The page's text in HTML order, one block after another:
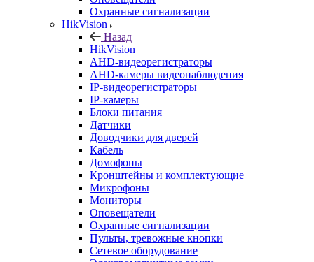
Охранные сигнализации
HikVision
Назад
HikVision
AHD-видеорегистраторы
AHD-камеры видеонаблюдения
IP-видеорегистраторы
IP-камеры
Блоки питания
Датчики
Доводчики для дверей
Кабель
Домофоны
Кронштейны и комплектующие
Микрофоны
Мониторы
Оповещатели
Охранные сигнализации
Пульты, тревожные кнопки
Сетевое оборудование